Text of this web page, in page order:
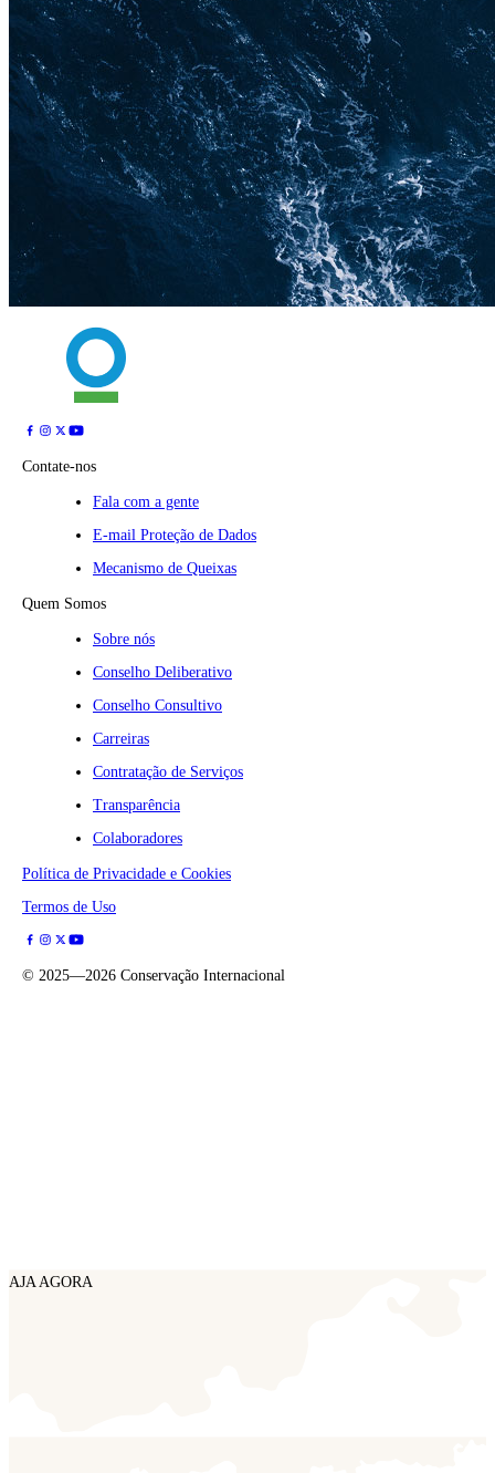
Contate-nos
Fala com a gente
E-mail Proteção de Dados
Mecanismo de Queixas
Quem Somos
Sobre nós
Conselho Deliberativo
Conselho Consultivo
Carreiras
Contratação de Serviços
Transparência
Colaboradores
Política de Privacidade e Cookies
Termos de Uso
© 2025—2026 Conservação Internacional
AJA AGORA